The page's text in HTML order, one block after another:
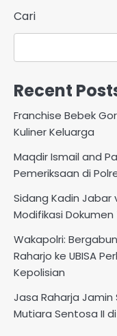
Cari
Recent
Franchise Bebek
Kuliner Keluarga
Maqdir Ismail and
Pemeriksaan di
Sidang Kadin Jabar
Modifikasi Dokumen
Wakapolri:
Raharjo ke UBISA
Kepolisian
Jasa Raharja Jamin
Mutiara Sentosa II